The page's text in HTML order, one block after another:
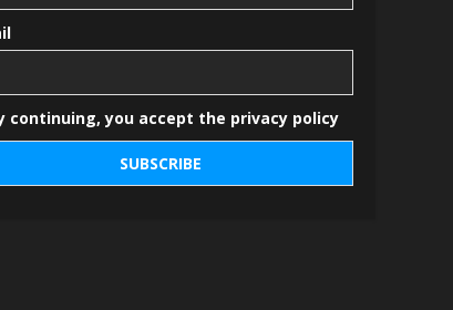
continuing, you accept the privacy policy